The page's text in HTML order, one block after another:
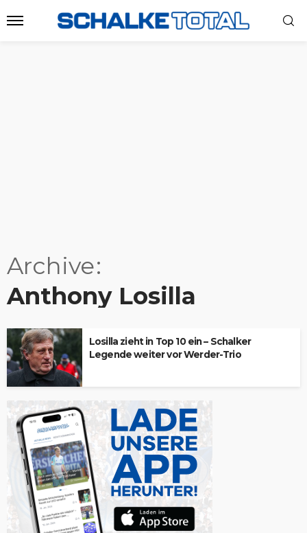
Archive
Anthony Losilla
Losilla zieht in Top 10 ein – Schalker
Legende weiter vor Werder-Trio